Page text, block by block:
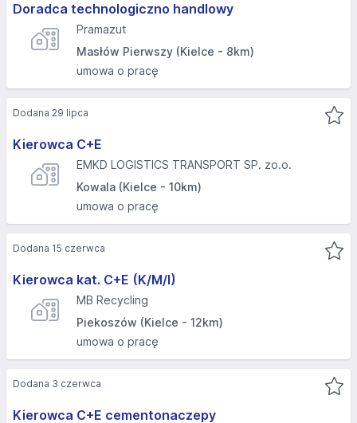
Doradca technologiczno handlowy
Pramazut
Masłów Pierwszy (Kielce - 8km)
umowa o pracę
Kierowca C+E
EMKD LOGISTICS TRANSPORT SP. zo.o.
Kowala (Kielce - 10km)
umowa o pracę
Dodana 29 lipca
Kierowca kat. C+E (K/M/I)
MB Recycling
Piekoszów (Kielce - 12km)
umowa o pracę
Dodana 15 czerwca
Kierowca C+E cementonaczepy
Dodana 3 czerwca